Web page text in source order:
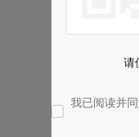
请
我已阅读并